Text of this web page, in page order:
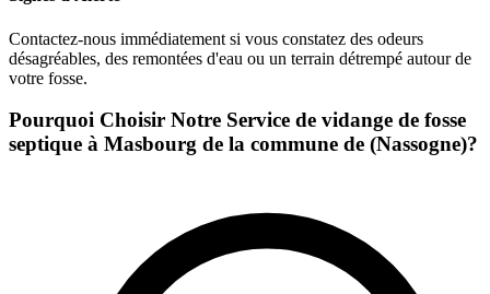
Contactez-nous immédiatement si vous constatez des odeurs
désagréables, des remontées d'eau ou un terrain détrempé autour de
votre fosse.
Pourquoi Choisir Notre Service de vidange de fosse
septique à Masbourg de la commune de (Nassogne)?